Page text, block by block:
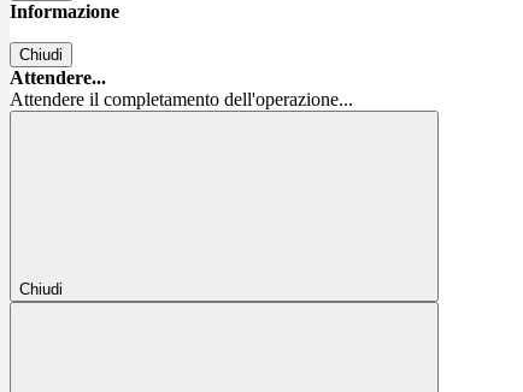
Informazione
Chiudi
Attendere...
Attendere il completamento dell'operazione...
Chiudi